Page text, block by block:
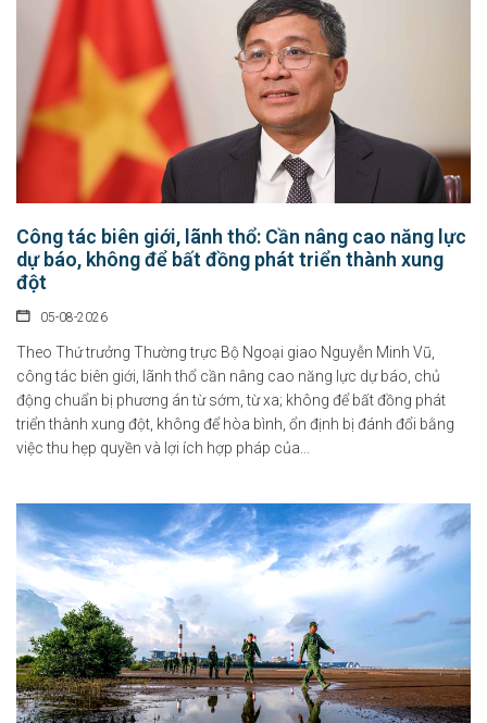
Công tác biên giới, lãnh thổ: Cần nâng cao năng lực
dự báo, không để bất đồng phát triển thành xung
đột
05-08-2026
Theo Thứ trưởng Thường trực Bộ Ngoại giao Nguyễn Minh Vũ,
công tác biên giới, lãnh thổ cần nâng cao năng lực dự báo, chủ
động chuẩn bị phương án từ sớm, từ xa; không để bất đồng phát
triển thành xung đột, không để hòa bình, ổn định bị đánh đổi bằng
việc thu hẹp quyền và lợi ích hợp pháp của...